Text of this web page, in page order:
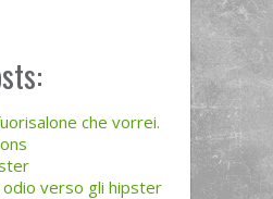
che vorrei.
verso gli hipster